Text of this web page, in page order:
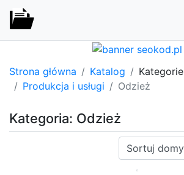
Strona główna Katalog
Kategorie
Produkcja i usługi
Odzież
Kategoria: Odzież
Sortuj: